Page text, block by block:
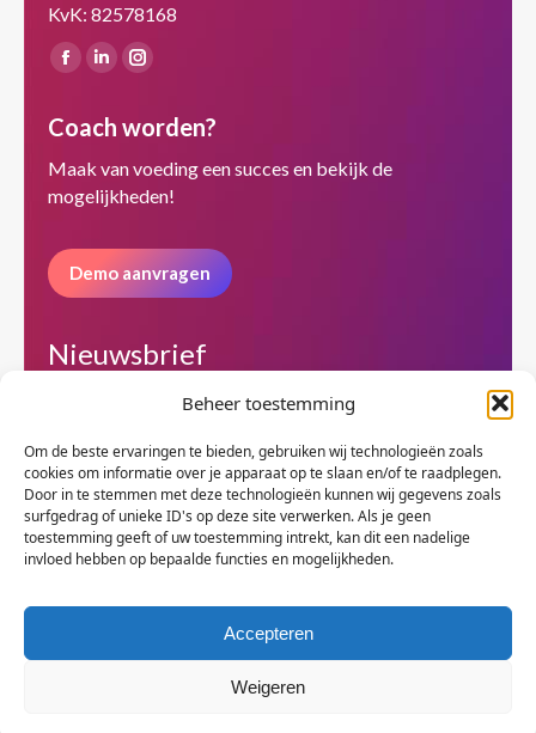
Beheer toestemming
Om de beste ervaringen te bieden, gebruiken wij technologieën zoals
cookies om informatie over je apparaat op te slaan en/of te raadplegen.
Door in te stemmen met deze technologieën kunnen wij gegevens zoals
surfgedrag of unieke ID's op deze site verwerken. Als je geen
toestemming geeft of uw toestemming intrekt, kan dit een nadelige
invloed hebben op bepaalde functies en mogelijkheden.
Accepteren
Weigeren
KvK: 82578168
Vind ons op:
Facebook
opens
in
new
Linkedin
opens
in
new
Instagram
opens
in
new
Coach worden?
Maak van voeding een succes en bekijk de
mogelijkheden!
Demo aanvragen
Nieuwsbrief
© Copyright BenFit |Site by LL
Copyright menu-NL